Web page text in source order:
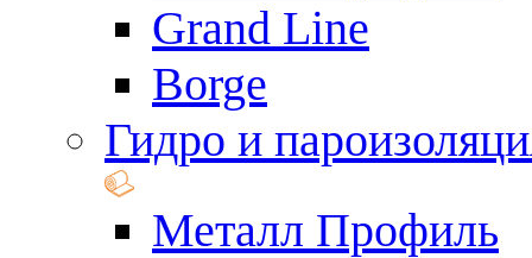
Grand Line
Borge
Гидро и
Металл Профиль